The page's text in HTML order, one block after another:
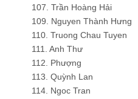
107. Trần Hoàng Hải
109. Nguyen Thành Hưng
110. Truong Chau Tuyen
111. Anh Thư
112. Phượng
113. Quỳnh Lan
114. Ngoc Tran